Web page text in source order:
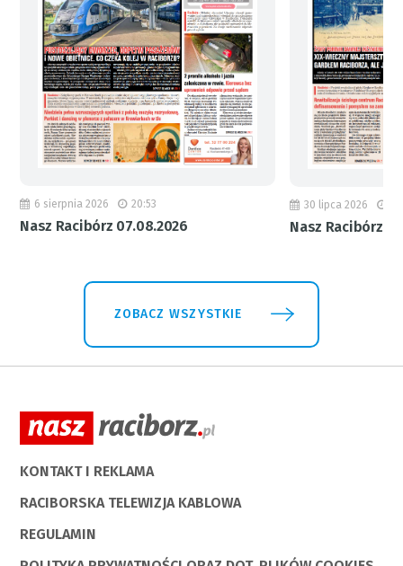
6 sierpnia 2026 20:53
Nasz Racibórz 07.08.2026
30 lipca 2026
Nasz Racibórz
ZOBACZ WSZYSTKIE
KONTAKT I REKLAMA
RACIBORSKA TELEWIZJA KABLOWA
REGULAMIN